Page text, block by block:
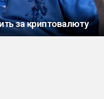
за криптовалюту